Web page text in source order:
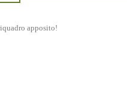
apposito!